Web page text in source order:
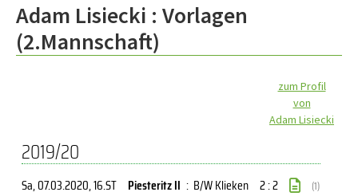
Adam Lisiecki : Vorlagen
(2.Mannschaft)
zum Profil
von
Adam Lisiecki
2019/20
Sa, 07.03.2020, 16.ST Piesteritz II : B/W Klieken 2 : 2 (1)